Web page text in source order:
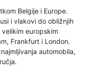
Belgije i Europe.
i vlakovi do obližnjih
europskim
Frankfurt i London.
automobila,